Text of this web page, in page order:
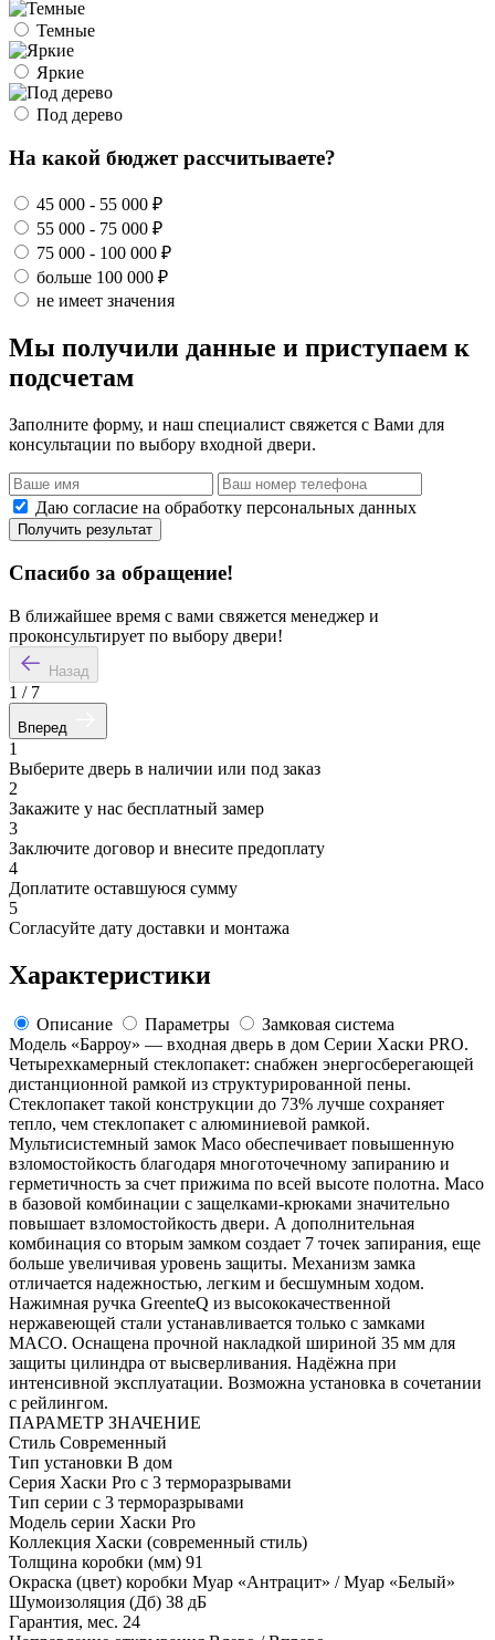
Темные
Яркие
Под дерево
На какой бюджет рассчитываете?
45 000 - 55 000 ₽
55 000 - 75 000 ₽
75 000 - 100 000 ₽
больше 100 000 ₽
не имеет значения
Мы получили данные и приступаем к
подсчетам
Заполните форму, и наш специалист свяжется с Вами для
консультации по выбору входной двери.
Даю согласие на обработку персональных данных
Получить результат
Спасибо за обращение!
В ближайшее время с вами свяжется менеджер и
проконсультирует по выбору двери!
Назад
1 / 7
Вперед
1
Выберите дверь в наличии или под заказ
2
Закажите у нас бесплатный замер
3
Заключите договор и внесите предоплату
4
Доплатите оставшуюся сумму
5
Согласуйте дату доставки и монтажа
Характеристики
Описание Параметры
Замковая система
Модель «Барроу» — входная дверь в дом Серии Хаски PRO.
Четырехкамерный стеклопакет: снабжен энергосберегающей
дистанционной рамкой из структурированной пены.
Стеклопакет такой конструкции до 73% лучше сохраняет
тепло, чем стеклопакет с алюминиевой рамкой.
Мультисистемный замок Maco обеспечивает повышенную
взломостойкость благодаря многоточечному запиранию и
герметичность за счет прижима по всей высоте полотна. Maco
в базовой комбинации с защелками-крюками значительно
повышает взломостойкость двери. А дополнительная
комбинация со вторым замком создает 7 точек запирания, еще
больше увеличивая уровень защиты. Механизм замка
отличается надежностью, легким и бесшумным ходом.
Нажимная ручка GreenteQ из высококачественной
нержавеющей стали устанавливается только с замками
MACO. Оснащена прочной накладкой шириной 35 мм для
защиты цилиндра от высверливания. Надёжна при
интенсивной эксплуатации. Возможна установка в сочетании
с рейлингом.
ПАРАМЕТР ЗНАЧЕНИЕ
Стиль Современный
Тип установки В дом
Серия Хаски Pro с 3 терморазрывами
Тип серии с 3 терморазрывами
Модель серии Хаски Pro
Коллекция Хаски (современный стиль)
Толщина коробки (мм) 91
Окраска (цвет) коробки Муар «Антрацит» / Муар «Белый»
Шумоизоляция (Дб) 38 дБ
Гарантия, мес. 24